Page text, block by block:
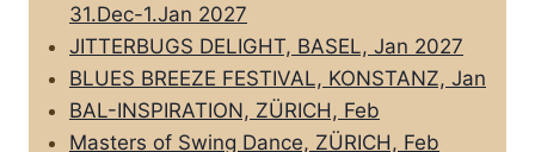
31.Dec-1.Jan 2027
JITTERBUGS DELIGHT, BASEL, Jan 2027
BLUES BREEZE FESTIVAL, KONSTANZ, Jan
BAL-INSPIRATION, ZÜRICH, Feb
Masters of Swing Dance, ZÜRICH, Feb